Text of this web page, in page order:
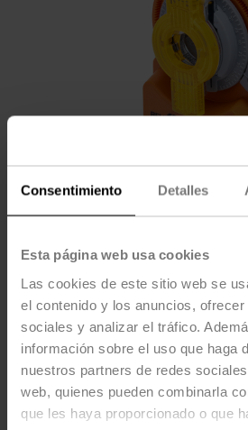
Consentimiento Detalles
Esta página web usa cookies
Las cookies de este sitio web se
el contenido y los anuncios,
sociales y analizar el tráfico.
información sobre el uso que haga
nuestros partners de redes
web, quienes pueden combinarla
que les haya proporcionado o que
UMB24Y-R.1
Actuador giratorio, AC/DC 24 V,
(Encendido/Apagado), Punto
Enchufe de Conector